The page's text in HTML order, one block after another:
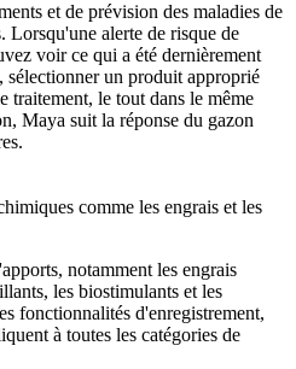
et de prévision des maladies de
Lorsqu'une alerte de risque de
voir ce qui a été dernièrement
sélectionner un produit approprié
traitement, le tout dans le même
Maya suit la réponse du gazon
comme les engrais et les
notamment les engrais
les biostimulants et les
fonctionnalités d'enregistrement,
à toutes les catégories de